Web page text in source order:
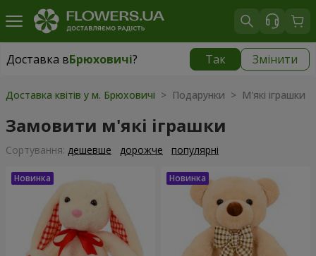
Доставка вБрюховичі? Так Змінити
Доставка вБрюховичі|
Доставка квітів у м. Брюховичі > Подарунки > М'які іграшки
Замовити м'які іграшки
Сортування: дешевше дорожче популярні